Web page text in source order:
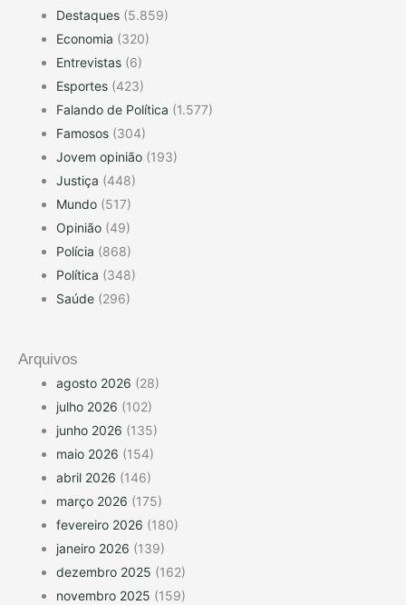
Destaques (5.859)
Economia (320)
Entrevistas (6)
Esportes (423)
Falando de Política (1.577)
Famosos (304)
Jovem opinião (193)
Justiça (448)
Mundo (517)
Opinião (49)
Polícia (868)
Política (348)
Saúde (296)
Arquivos
agosto 2026 (28)
julho 2026 (102)
junho 2026 (135)
maio 2026 (154)
abril 2026 (146)
março 2026 (175)
fevereiro 2026 (180)
janeiro 2026 (139)
dezembro 2025 (162)
novembro 2025 (159)